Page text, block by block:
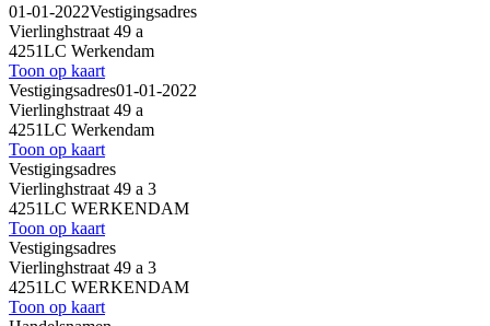
01-01-2022Vestigingsadres
Vierlinghstraat 49 a
4251LC Werkendam
Toon op kaart
Vestigingsadres01-01-2022
Vierlinghstraat 49 a
4251LC Werkendam
Toon op kaart
Vestigingsadres
Vierlinghstraat 49 a 3
4251LC WERKENDAM
Toon op kaart
Vestigingsadres
Vierlinghstraat 49 a 3
4251LC WERKENDAM
Toon op kaart